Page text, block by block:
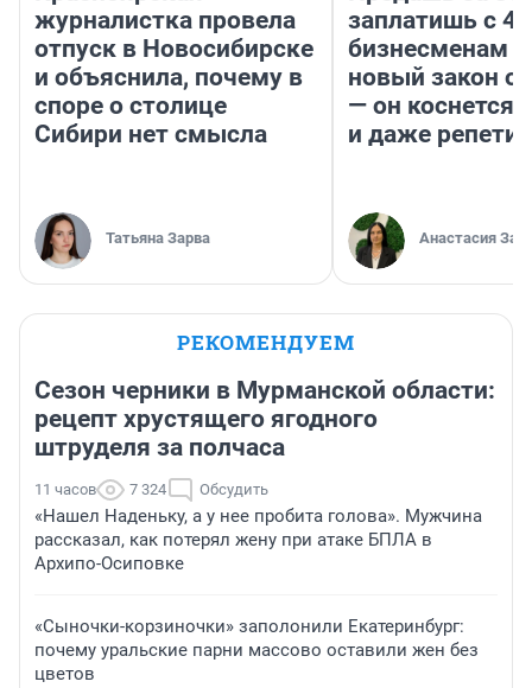
журналистка провела
отпуск в Новосибирске
и объяснила, почему в
споре о столице
Сибири нет смысла
Татьяна Зарва
заплатишь с
бизнесменам
новый закон о
— он коснется
и даже
Анастасия
РЕКОМЕНДУЕМ
Сезон черники в Мурманской области:
рецепт хрустящего ягодного
штруделя за полчаса
11 часов 7 324 Обсудить
«Нашел Наденьку, а у нее пробита голова». Мужчина
рассказал, как потерял жену при атаке БПЛА в
Архипо-Осиповке
«Сыночки-корзиночки» заполонили Екатеринбург:
почему уральские парни массово оставили жен без
цветов